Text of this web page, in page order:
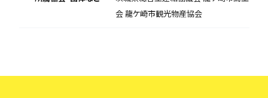
会 龍ケ崎市観光物産協会